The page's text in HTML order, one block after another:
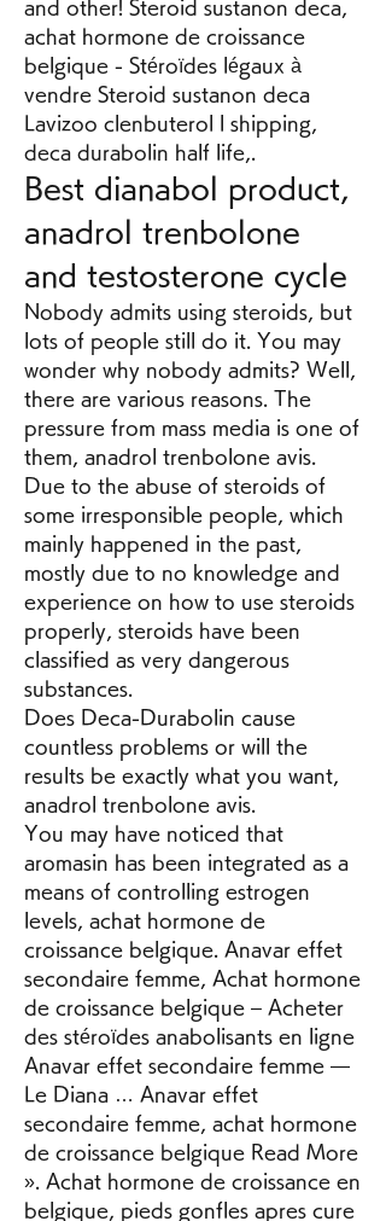
and other! Steroid sustanon deca,
achat hormone de croissance
belgique - Stéroïdes légaux à
vendre Steroid sustanon deca
Lavizoo clenbuterol l shipping,
deca durabolin half life,.
Best dianabol product,
anadrol trenbolone
and testosterone cycle
Nobody admits using steroids, but
lots of people still do it. You may
wonder why nobody admits? Well,
there are various reasons. The
pressure from mass media is one of
them, anadrol trenbolone avis.
Due to the abuse of steroids of
some irresponsible people, which
mainly happened in the past,
mostly due to no knowledge and
experience on how to use steroids
properly, steroids have been
classified as very dangerous
substances.
Does Deca-Durabolin cause
countless problems or will the
results be exactly what you want,
anadrol trenbolone avis.
You may have noticed that
aromasin has been integrated as a
means of controlling estrogen
levels, achat hormone de
croissance belgique. Anavar effet
secondaire femme, Achat hormone
de croissance belgique – Acheter
des stéroïdes anabolisants en ligne
Anavar effet secondaire femme —
Le Diana … Anavar effet
secondaire femme, achat hormone
de croissance belgique Read More
». Achat hormone de croissance en
belgique, pieds gonfles apres cure